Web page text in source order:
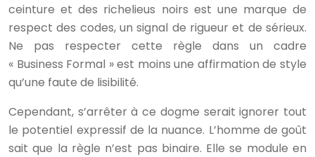
ceinture et des richelieus noirs est une marque de
respect des codes, un signal de rigueur et de sérieux.
Ne pas respecter cette règle dans un cadre
« Business Formal » est moins une affirmation de style
qu’une faute de lisibilité.
Cependant, s’arrêter à ce dogme serait ignorer tout
le potentiel expressif de la nuance. L’homme de goût
sait que la règle n’est pas binaire. Elle se module en